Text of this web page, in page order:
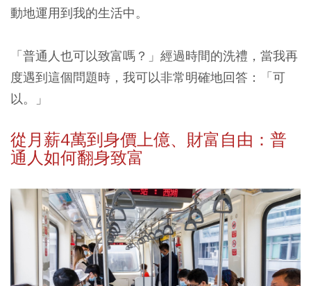
動地運用到我的生活中。
「普通人也可以致富嗎？」經過時間的洗禮，當我再
度遇到這個問題時，我可以非常明確地回答：「可
以。」
從月薪4萬到身價上億、財富自由：普
通人如何翻身致富